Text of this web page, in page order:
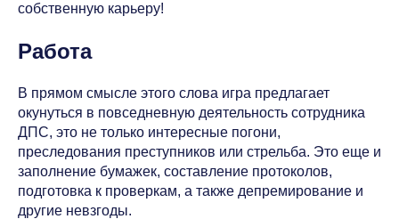
собственную карьеру!
Работа
В прямом смысле этого слова игра предлагает
окунуться в повседневную деятельность сотрудника
ДПС, это не только интересные погони,
преследования преступников или стрельба. Это еще и
заполнение бумажек, составление протоколов,
подготовка к проверкам, а также депремирование и
другие невзгоды.